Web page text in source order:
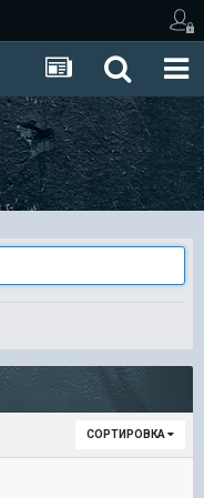
СОРТИРОВКА